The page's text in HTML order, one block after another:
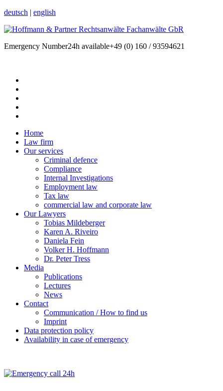
deutsch | english
Emergency Number24h available+49 (0) 160 / 93594621
Home
Law firm
Our services
Criminal defence
Compliance
Internal Investigations
Employment law
Tax law
commercial law and corporate law
Our Lawyers
Tobias Mildeberger
Karen A. Riveiro
Daniela Fein
Volker H. Hoffmann
Dr. Peter Tress
Media
Publications
Lectures
News
Contact
Communication / How to find us
Imprint
Data protection policy
Availability in case of emergency